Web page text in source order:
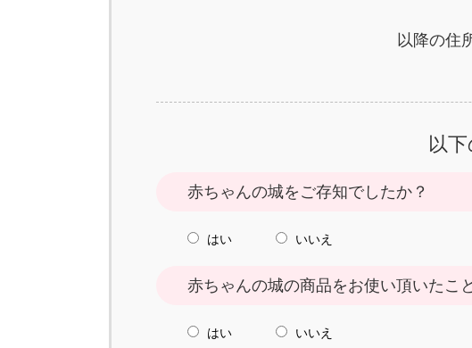
以降の住
以
赤ちゃんの城をご存知でしたか？
はい いいえ
赤ちゃんの城の商品をお使い頂いたこ
はい いいえ